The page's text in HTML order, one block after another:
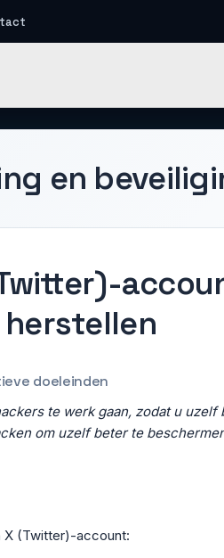
en
doeleinden
te werk gaan, zodat u
om uzelf beter te
X (Twitter)-account: